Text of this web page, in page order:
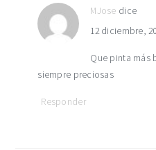
MJose dice
12 diciembre,
Que pinta más
siempre preciosas
Responder